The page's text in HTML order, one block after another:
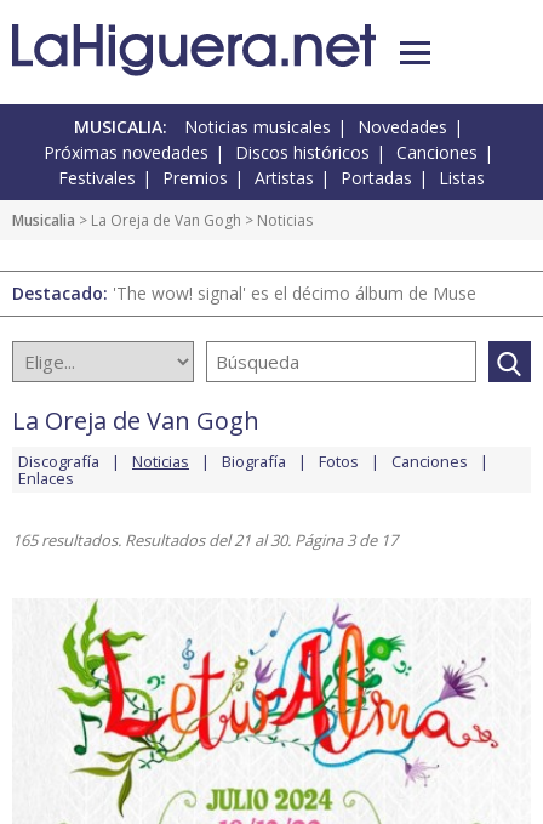
MUSICALIA: Noticias musicales
Novedades
Próximas novedades
Discos históricos
Canciones
Festivales
Premios Artistas Portadas Listas
Musicalia > La Oreja de Van Gogh > Noticias
Destacado: 'The wow! signal' es el décimo álbum de Muse
La Oreja de Van Gogh
Discografía Noticias Biografía Fotos Canciones
Enlaces
165 resultados. Resultados del 21 al 30. Página 3 de 17